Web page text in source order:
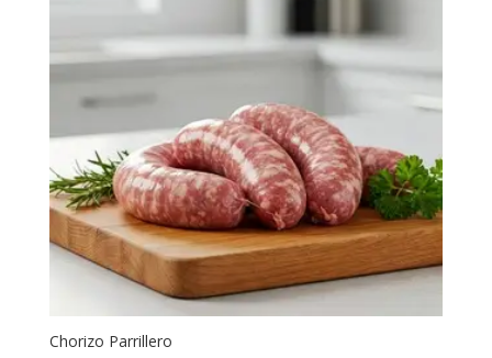
Chorizo Parrillero